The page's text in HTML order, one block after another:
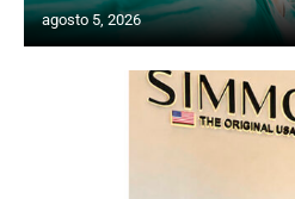
agosto 5, 2026